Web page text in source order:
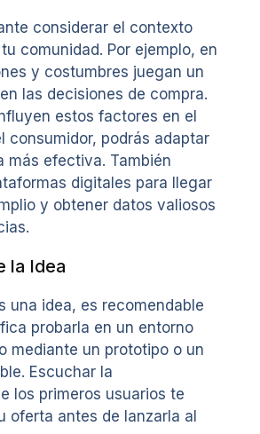
considerar el contexto
comunidad. Por ejemplo, en
y costumbres juegan un
las decisiones de compra.
estos factores en el
consumidor, podrás adaptar
más efectiva. También
digitales para llegar
y obtener datos valiosos
la Idea
una idea, es recomendable
probarla en un entorno
mediante un prototipo o un
Escuchar la
los primeros usuarios te
oferta antes de lanzarla al